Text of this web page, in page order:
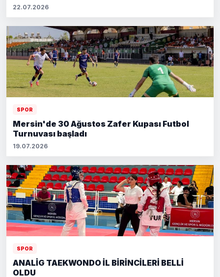
22.07.2026
SPOR
Mersin'de 30 Ağustos Zafer Kupası Futbol
Turnuvası başladı
19.07.2026
SPOR
ANALİG TAEKWONDO İL BİRİNCİLERİ BELLİ
OLDU